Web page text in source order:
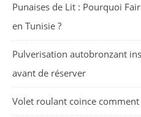
Punaises de Lit : Pourquoi
en Tunisie ?
Pulverisation autobronzant
avant de réserver
Volet roulant coince